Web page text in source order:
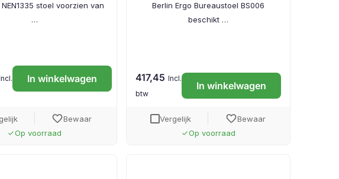
stoel voorzien van
…
In winkelwagen
favoriteBewaar
doneOp voorraad
Berlin Ergo Bureaustoel BS006
beschikt …
417,45 Incl.
btw
In winkelwagen
Vergelijk favoriteBewaar
doneOp voorraad